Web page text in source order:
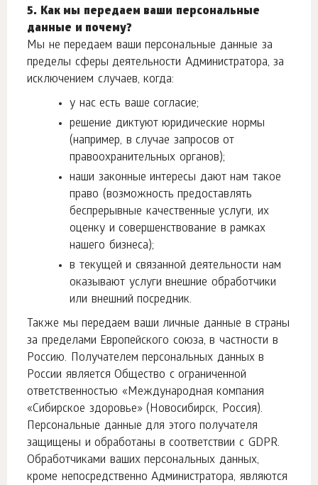
5. Как мы передаем ваши персональные
данные и почему?
Мы не передаем ваши персональные данные за
пределы сферы деятельности Администратора, за
исключением случаев, когда:
у нас есть ваше согласие;
решение диктуют юридические нормы
(например, в случае запросов от
правоохранительных органов);
наши законные интересы дают нам такое
право (возможность предоставлять
беспрерывные качественные услуги, их
оценку и совершенствование в рамках
нашего бизнеса);
в текущей и связанной деятельности нам
оказывают услуги внешние обработчики
или внешний посредник.
Также мы передаем ваши личные данные в страны
за пределами Европейского союза, в частности в
Россию. Получателем персональных данных в
России является Общество с ограниченной
ответственностью «Международная компания
«Сибирское здоровье» (Новосибирск, Россия).
Персональные данные для этого получателя
защищены и обработаны в соответствии с GDPR.
Обработчиками ваших персональных данных,
кроме непосредственно Администратора, являются